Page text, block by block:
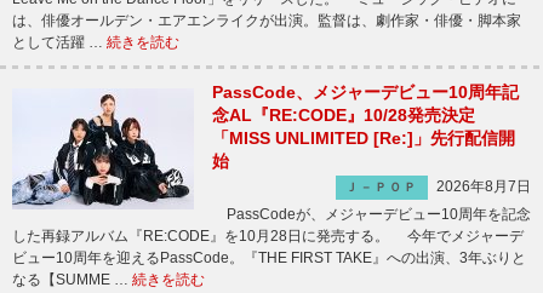
は、俳優オールデン・エアエンライクが出演。監督は、劇作家・俳優・脚本家
として活躍 … 続きを読む
PassCode、メジャーデビュー10周年記
念AL『RE:CODE』10/28発売決定
「MISS UNLIMITED [Re:]」先行配信開
始
Ｊ－ＰＯＰ
2026年8月7日
PassCodeが、メジャーデビュー10周年を記念
した再録アルバム『RE:CODE』を10月28日に発売する。 今年でメジャーデ
ビュー10周年を迎えるPassCode。『THE FIRST TAKE』への出演、3年ぶりと
なる【SUMME … 続きを読む